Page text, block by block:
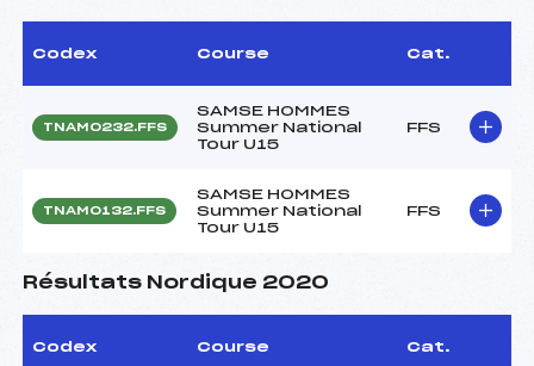
Codex Course Cat.
TNAM0232.FFS
SAMSE HOMMES
Summer National
Tour U15
FFS
TNAM0132.FFS
SAMSE HOMMES
Summer National
Tour U15
FFS
Résultats Nordique 2020
Codex Course Cat.